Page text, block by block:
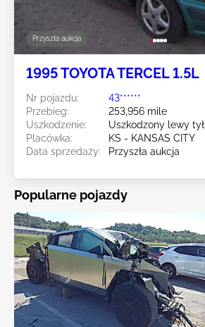
Przyszła aukcja
1995 TOYOTA TERCEL 1.5L
Nr pojazdu:
43******
Przebieg:
253,956 mile
Uszkodzenie:
Uszkodzony lewy tył
Placówka:
KS - KANSAS CITY
Data sprzedaży:
Przyszła aukcja
Popularne pojazdy